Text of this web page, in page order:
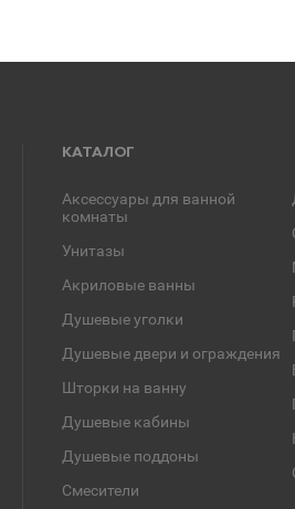
КАТАЛОГ
Аксессуары для ванной
комнаты
Унитазы
Акриловые ванны
Душевые уголки
Душевые двери и ограждения
Шторки на ванну
Душевые кабины
Душевые поддоны
Смесители